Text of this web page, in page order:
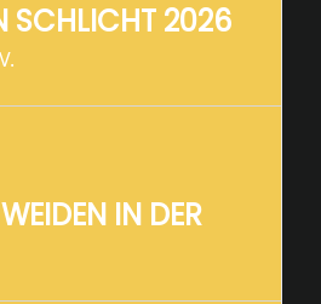
SCHLICHT 2026
IN DER